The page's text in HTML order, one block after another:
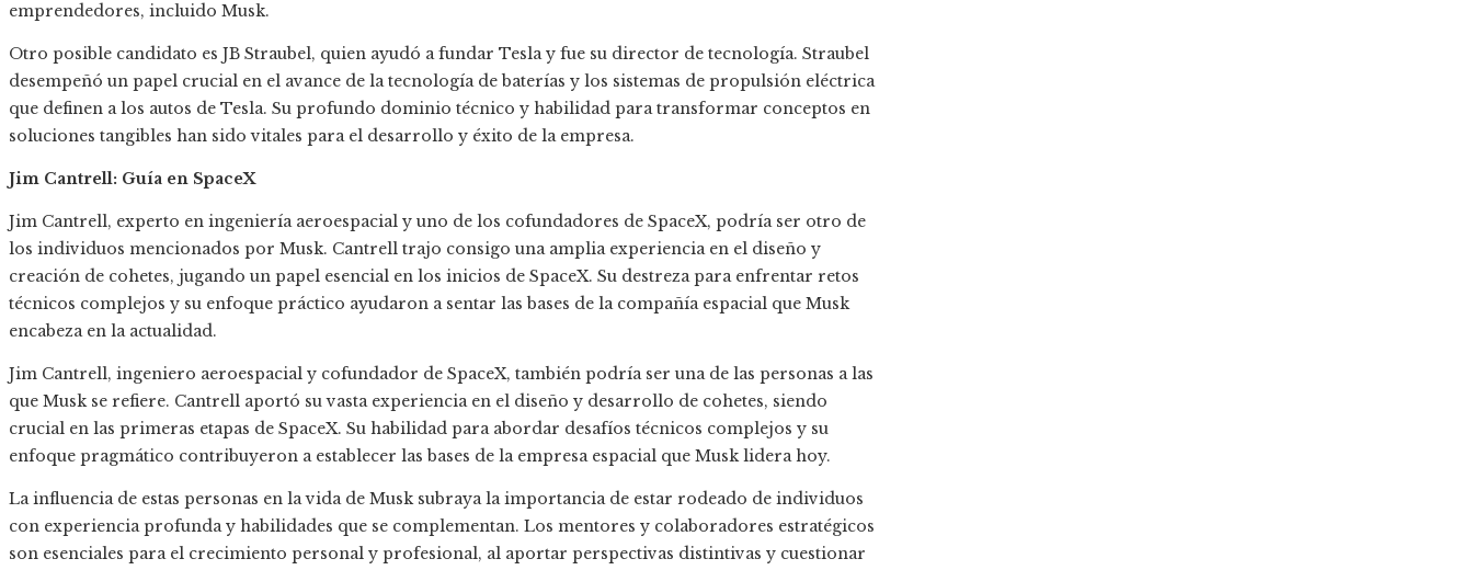
emprendedores, incluido Musk.​
Otro posible candidato es JB Straubel, quien ayudó a fundar Tesla y fue su director de tecnología. Straubel
desempeñó un papel crucial en el avance de la tecnología de baterías y los sistemas de propulsión eléctrica
que definen a los autos de Tesla. Su profundo dominio técnico y habilidad para transformar conceptos en
soluciones tangibles han sido vitales para el desarrollo y éxito de la empresa.​​
Jim Cantrell: Guía en SpaceX
Jim Cantrell, experto en ingeniería aeroespacial y uno de los cofundadores de SpaceX, podría ser otro de
los individuos mencionados por Musk. Cantrell trajo consigo una amplia experiencia en el diseño y
creación de cohetes, jugando un papel esencial en los inicios de SpaceX. Su destreza para enfrentar retos
técnicos complejos y su enfoque práctico ayudaron a sentar las bases de la compañía espacial que Musk
encabeza en la actualidad.​
Jim Cantrell, ingeniero aeroespacial y cofundador de SpaceX, también podría ser una de las personas a las
que Musk se refiere. Cantrell aportó su vasta experiencia en el diseño y desarrollo de cohetes, siendo
crucial en las primeras etapas de SpaceX. Su habilidad para abordar desafíos técnicos complejos y su
enfoque pragmático contribuyeron a establecer las bases de la empresa espacial que Musk lidera hoy.​
La influencia de estas personas en la vida de Musk subraya la importancia de estar rodeado de individuos
con experiencia profunda y habilidades que se complementan. Los mentores y colaboradores estratégicos
son esenciales para el crecimiento personal y profesional, al aportar perspectivas distintivas y cuestionar